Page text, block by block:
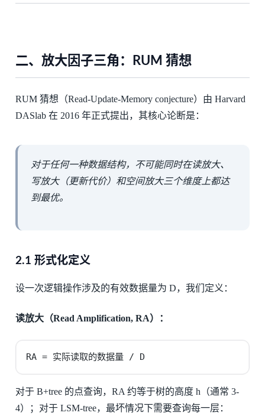
二、放大因子三角：RUM 猜想
RUM 猜想（Read-Update-Memory conjecture）由 Harvard
DASlab 在 2016 年正式提出，其核心论断是：
对于任何一种数据结构，不可能同时在读放大、
写放大（更新代价）和空间放大三个维度上都达
到最优。
2.1 形式化定义
设一次逻辑操作涉及的有效数据量为 D，我们定义：
读放大（Read Amplification, RA）：
RA = 实际读取的数据量 / D
对于 B+tree 的点查询，RA 约等于树的高度 h（通常 3-
4）；对于 LSM-tree，最坏情况下需要查询每一层：